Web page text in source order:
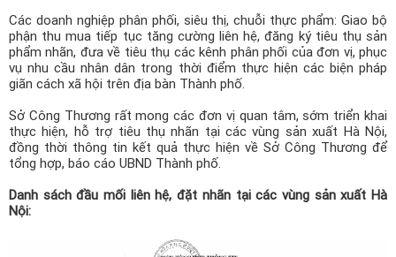
Các doanh nghiệp phân phối, siêu thị, chuỗi thực phẩm: Giao bộ
phận thu mua tiếp tục tăng cường liên hệ, đăng ký tiêu thụ sản
phẩm nhãn, đưa về tiêu thụ các kênh phân phối của đơn vị, phục
vụ nhu cầu nhân dân trong thời điểm thực hiện các biện pháp
giãn cách xã hội trên địa bàn Thành phố.
Sở Công Thương rất mong các đơn vị quan tâm, sớm triển khai
thực hiện, hỗ trợ tiêu thụ nhãn tại các vùng sản xuất Hà Nội,
đồng thời thông tin kết quả thực hiện về Sở Công Thương để
tổng hợp, báo cáo UBND Thành phố.
Danh sách đầu mối liên hệ, đặt nhãn tại các vùng sản xuất Hà
Nội: